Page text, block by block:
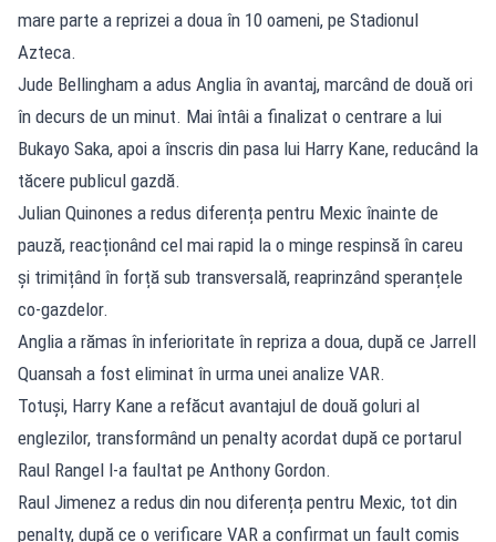
mare parte a reprizei a doua în 10 oameni, pe Stadionul
Azteca.
Jude Bellingham a adus Anglia în avantaj, marcând de două ori
în decurs de un minut. Mai întâi a finalizat o centrare a lui
Bukayo Saka, apoi a înscris din pasa lui Harry Kane, reducând la
tăcere publicul gazdă.
Julian Quinones a redus diferența pentru Mexic înainte de
pauză, reacționând cel mai rapid la o minge respinsă în careu
și trimițând în forță sub transversală, reaprinzând speranțele
co-gazdelor.
Anglia a rămas în inferioritate în repriza a doua, după ce Jarrell
Quansah a fost eliminat în urma unei analize VAR.
Totuși, Harry Kane a refăcut avantajul de două goluri al
englezilor, transformând un penalty acordat după ce portarul
Raul Rangel l-a faultat pe Anthony Gordon.
Raul Jimenez a redus din nou diferența pentru Mexic, tot din
penalty, după ce o verificare VAR a confirmat un fault comis